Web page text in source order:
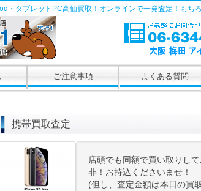
・タブレットPC高価買取！オンラインで一発査定！もち
ご注意事項 よくある質問
携帯買取査定
店頭でも同額で買い取りして
非！お持込くださいませ！
(但し、査定金額は本日の買